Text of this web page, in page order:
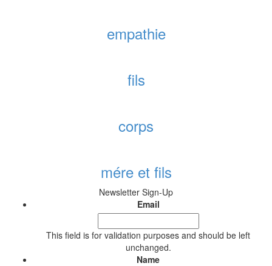
empathie
fils
corps
mére et fils
Newsletter Sign-Up
Email
This field is for validation purposes and should be left
unchanged.
Name